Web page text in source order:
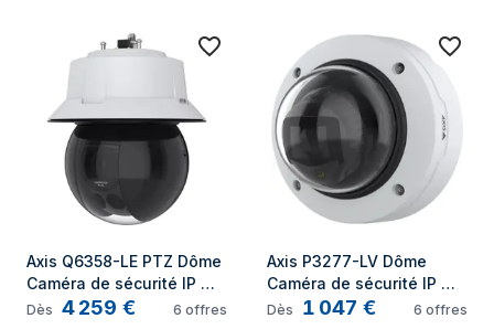
Axis Q6358-LE PTZ Dôme
Caméra de sécurité IP
Intérieure et extérieure
Dès 4 259 € 6 offres
Axis P3277-LV Dôme
Caméra de sécurité IP
Intérieure et extérieure
Dès 1 047 € 6 offres